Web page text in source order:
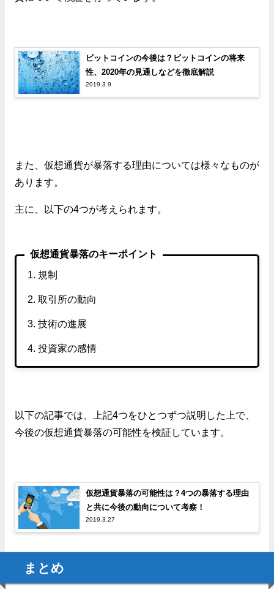
ビットコインの今後は？ビットコインの将来
性、2020年の見通しなどを徹底解説
2019.3.9
また、仮想通貨が暴落する理由については様々なものが
あります。
主に、以下の4つが考えられます。
仮想通貨暴落のキーポイント
規制
取引所の動向
技術の進展
投資家の感情
以下の記事では、上記4つをひとつずつ説明した上で、
今後の仮想通貨暴落の可能性を検証しています。
仮想通貨暴落の可能性は？4つの暴落する理由
と共に今後の動向について考察！
2019.3.27
まとめ